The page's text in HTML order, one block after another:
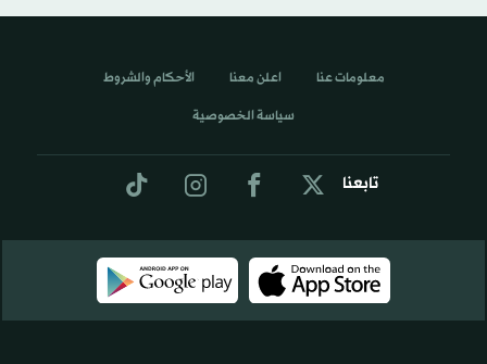
تابعنا
معلومات عنا اعلن معنا الأحكام والشروط
سياسة الخصوصية